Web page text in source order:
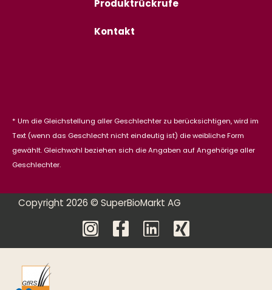
Produktrückrufe
Kontakt
* Um die Gleichstellung aller Geschlechter zu berücksichtigen, wird im
Text (wenn das Geschlecht nicht eindeutig ist) die weibliche Form
gewählt. Gleichwohl beziehen sich die Angaben auf Angehörige aller
Geschlechter.
Copyright 2026 © SuperBioMarkt AG